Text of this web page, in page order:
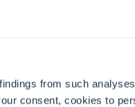
from such
consent, cookies to
teilweise